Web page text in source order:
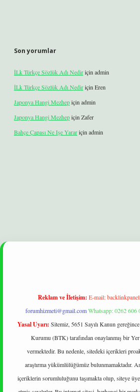
Son yorumlar
İLk Türkçe Sözlük Adı Nediriçin admin
İLk Türkçe Sözlük Adı Nediriçin Eren
Japonya Hangi Mezhepiçin admin
Japonya Hangi Mezhepiçin Zafer
Bahçe Çapası Ne Işe Yarariçin admin
Reklam ve İletişim: E-mail:
forumhizmeti@gmail.comWhatsapp: 0262 606
Yasal Uyarı: Sitemiz, 5651 Sayılı Kanun
Kurumu (BTK) tarafından onaylanmış bir Yer
vermektedir. Bu nedenle, sitedeki içerikleri
araştırma yükümlülüğümüz bulunmamaktadır.
içeriklerin sorumluluğunu taşımakta olup, siteye